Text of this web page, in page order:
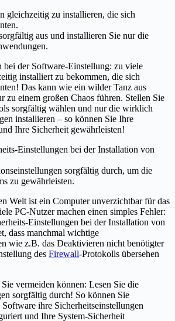
gleichzeitig zu installieren, die sich
aus und installieren Sie nur die
bei der Software-Einstellung: zu viele
installiert zu bekommen, die sich
Das kann wie ein wilder Tanz aus
zu einem großen Chaos führen. Stellen Sie
sorgfältig wählen und nur die wirklich
installieren – so können Sie Ihre
Ihre Sicherheit gewährleisten!
Einstellungen bei der Installation von
sorgfältig durch, um die
zu gewährleisten.
Welt ist ein Computer unverzichtbar für das
PC-Nutzer machen einen simples Fehler:
Einstellungen bei der Installation von
dass manchmal wichtige
wie z.B. das Deaktivieren nicht benötigter
des Firewall-Protokolls übersehen
vermeiden können: Lesen Sie die
sorgfältig durch! So können Sie
ihre Sicherheitseinstellungen
und Ihre System-Sicherheit